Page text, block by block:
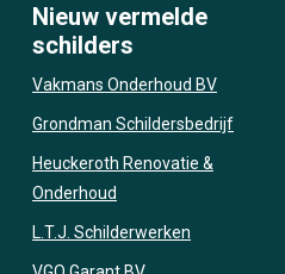
Nieuw vermelde
schilders
Vakmans Onderhoud BV
Grondman Schildersbedrijf
Heuckeroth Renovatie &
Onderhoud
L.T.J. Schilderwerken